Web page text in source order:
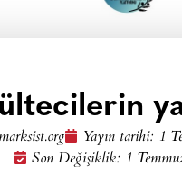
marksist.org Yayın tarihi: 1
Son Değişiklik: 1